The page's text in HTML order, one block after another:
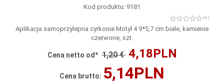
Kod produktu: 9181
( 0 )
Aplikacja samoprzylepna cyrkonie Motyl 4 9*5,7 cm białe, kamienie
czerwone, szt.
Cena netto od* 1,20 € 4,18PLN
Cena brutto: 5,14PLN